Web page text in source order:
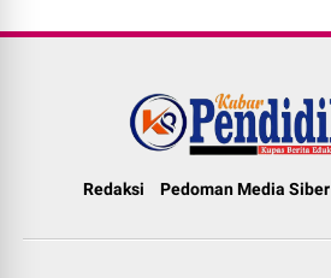
Redaksi Pedoman Media Siber